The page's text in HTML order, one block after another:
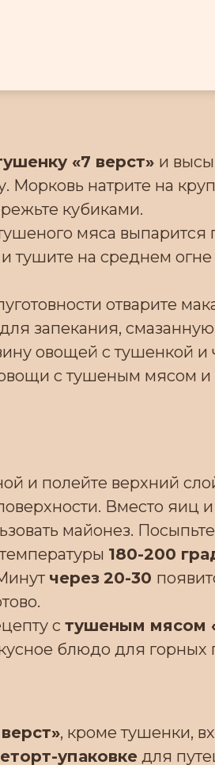
«7 верст» и
Морковь натрите на
кубиками.
мяса выпарится
тушите на среднем
отварите
запекания,
овощей с тушенкой и
с тушеным мясом и
и полейте верхний
Вместо яиц
майонез.
180-200
через 20-30
с тушеным мясом
блюдо для горных
, кроме тушенки,
упаковке для